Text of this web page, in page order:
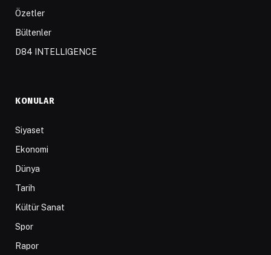
Özetler
Bültenler
D84 INTELLIGENCE
KONULAR
Siyaset
Ekonomi
Dünya
Tarih
Kültür Sanat
Spor
Rapor